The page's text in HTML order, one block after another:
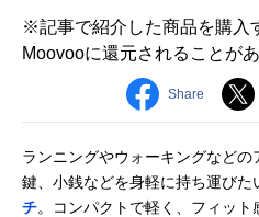
※記事で紹介した商品を購入
Moovooに還元されることがあ
Share
ランニングやウォーキングなど
鍵、小銭などを身軽に持ち運びた
チ。コンパクトで軽く、フィット